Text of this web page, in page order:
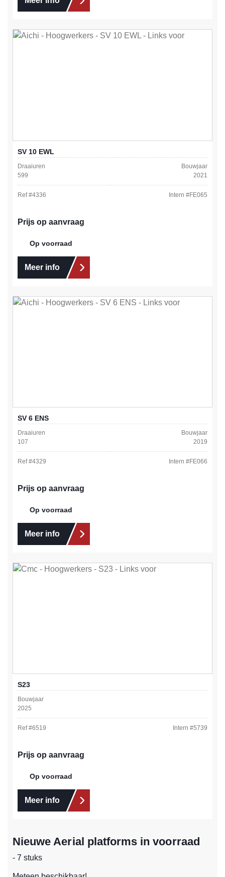
SV 10 EWL
Draaiuren
599
Bouwjaar
2021
Ref #4336 Intern #FE065
Prijs op aanvraag
Op voorraad
Meer info
SV 6 ENS
Draaiuren
107
Bouwjaar
2019
Ref #4329 Intern #FE066
Prijs op aanvraag
Op voorraad
Meer info
S23
Bouwjaar
2025
Ref #6519 Intern #5739
Prijs op aanvraag
Op voorraad
Meer info
Nieuwe Aerial platforms in voorraad
- 7 stuks